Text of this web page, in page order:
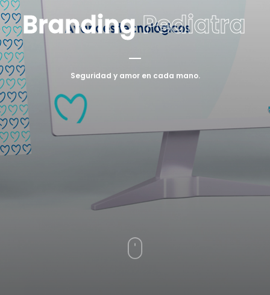
BrandingPediatra
Seguridad y amor en cada mano.